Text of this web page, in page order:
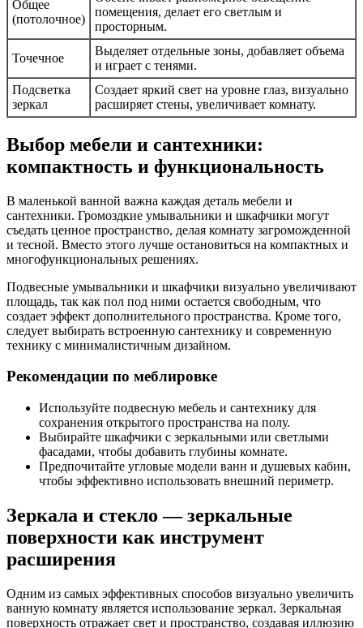
Общее
(потолочное)
помещения, делает его светлым и
просторным.
Точечное
Выделяет отдельные зоны, добавляет объема
и играет с тенями.
Подсветка
зеркал
Создает яркий свет на уровне глаз, визуально
расширяет стены, увеличивает комнату.
Выбор мебели и сантехники:
компактность и функциональность
В маленькой ванной важна каждая деталь мебели и
сантехники. Громоздкие умывальники и шкафчики могут
съедать ценное пространство, делая комнату загроможденной
и тесной. Вместо этого лучше остановиться на компактных и
многофункциональных решениях.
Подвесные умывальники и шкафчики визуально увеличивают
площадь, так как пол под ними остается свободным, что
создает эффект дополнительного пространства. Кроме того,
следует выбирать встроенную сантехнику и современную
технику с минималистичным дизайном.
Рекомендации по меблировке
Используйте подвесную мебель и сантехнику для
сохранения открытого пространства на полу.
Выбирайте шкафчики с зеркальными или светлыми
фасадами, чтобы добавить глубины комнате.
Предпочитайте угловые модели ванн и душевых кабин,
чтобы эффективно использовать внешний периметр.
Зеркала и стекло — зеркальные
поверхности как инструмент
расширения
Одним из самых эффективных способов визуально увеличить
ванную комнату является использование зеркал. Зеркальная
поверхность отражает свет и пространство, создавая иллюзию